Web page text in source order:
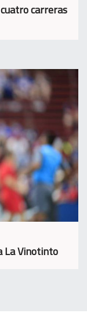
carreras
La Vinotinto